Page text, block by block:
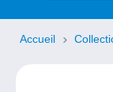
Accueil